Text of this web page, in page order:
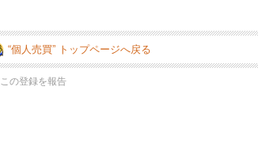
“個人売買” トップページへ戻る
この登録を報告